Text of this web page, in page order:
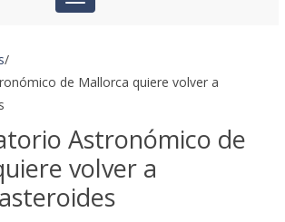
/
de Mallorca quiere volver a
Astronómico de
volver a